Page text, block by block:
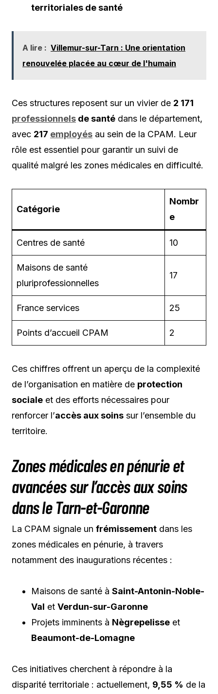
territoriales de santé
A lire : Villemur-sur-Tarn : Une orientation
renouvelée placée au cœur de l'humain
Ces structures reposent sur un vivier de 2 171
professionnels de santé dans le département,
avec 217 employés au sein de la CPAM. Leur
rôle est essentiel pour garantir un suivi de
qualité malgré les zones médicales en difficulté.
Catégorie
Nombr
e
Centres de santé 10
Maisons de santé
pluriprofessionnelles
17
France services 25
Points d’accueil CPAM 2
Ces chiffres offrent un aperçu de la complexité
de l’organisation en matière de protection
sociale et des efforts nécessaires pour
renforcer l’accès aux soins sur l’ensemble du
territoire.
Zones médicales en pénurie et
avancées sur l’accès aux soins
dans le Tarn-et-Garonne
La CPAM signale un frémissement dans les
zones médicales en pénurie, à travers
notamment des inaugurations récentes :
Maisons de santé à Saint-Antonin-Noble-
Val et Verdun-sur-Garonne
Projets imminents à Nègrepelisse et
Beaumont-de-Lomagne
Ces initiatives cherchent à répondre à la
disparité territoriale : actuellement, 9,55 % de la